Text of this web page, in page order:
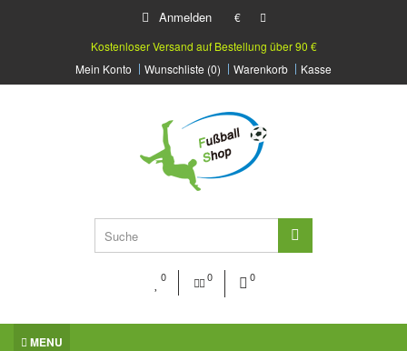
Anmelden
€
Kostenloser Versand auf Bestellung über 90 €
Mein Konto
Wunschliste (0) Warenkorb Kasse
0 0 0
MENU